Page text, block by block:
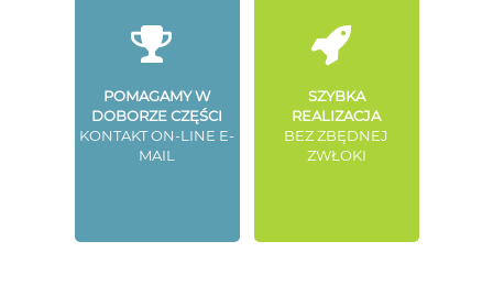
POMAGAMY W
DOBORZE CZĘŚCI
KONTAKT ON-LINE E-
MAIL
SZYBKA
REALIZACJA
BEZ ZBĘDNEJ
ZWŁOKI